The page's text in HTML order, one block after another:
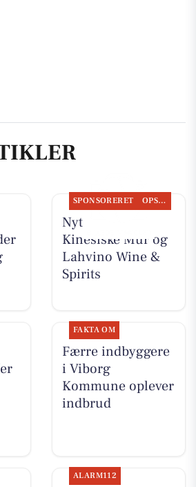
SPONSORERET OPSLAGSTAVLEN
Nyt fra Den
Kinesiske Mur og
Lahvino Wine &
Spirits
FAKTA OM
Færre indbyggere
i Viborg
Kommune oplever
indbrud
ALARM112